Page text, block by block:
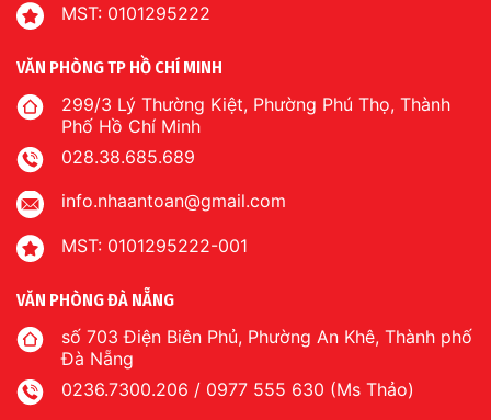
MST: 0101295222
VĂN PHÒNG TP HỒ CHÍ MINH
299/3 Lý Thường Kiệt, Phường Phú Thọ, Thành
Phố Hồ Chí Minh
028.38.685.689
info.nhaantoan@gmail.com
MST: 0101295222-001
VĂN PHÒNG ĐÀ NẴNG
số 703 Điện Biên Phủ, Phường An Khê, Thành phố
Đà Nẵng
0236.7300.206 / 0977 555 630 (Ms Thảo)